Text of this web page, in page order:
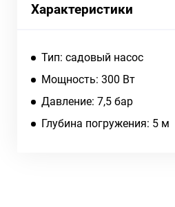
Характеристики
Тип: садовый насос
Мощность: 300 Вт
Давление: 7,5 бар
Глубина погружения: 5 м